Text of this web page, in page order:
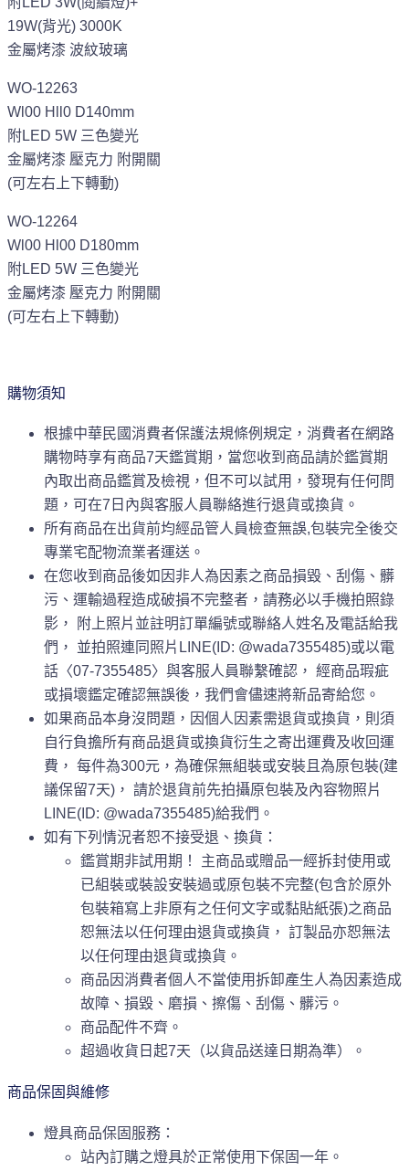
19W(背光) 3000K
金屬烤漆 波紋玻璃
WO-12263
Wl00 Hll0 D140mm
附LED 5W 三色變光
金屬烤漆 壓克力 附開關
(可左右上下轉動)
WO-12264
Wl00 Hl00 D180mm
附LED 5W 三色變光
金屬烤漆 壓克力 附開關
(可左右上下轉動)
購物須知
根據中華民國消費者保護法規條例規定，消費者在網路
購物時享有商品7天鑑賞期，當您收到商品請於鑑賞期
內取出商品鑑賞及檢視，但不可以試用，發現有任何問
題，可在7日內與客服人員聯絡進行退貨或換貨。
所有商品在出貨前均經品管人員檢查無誤,包裝完全後交
專業宅配物流業者運送。
在您收到商品後如因非人為因素之商品損毀、刮傷、髒
污、運輸過程造成破損不完整者，請務必以手機拍照錄
影， 附上照片並註明訂單編號或聯絡人姓名及電話給我
們， 並拍照連同照片LINE(ID: @wada7355485)或以電
話〈07-7355485〉與客服人員聯繫確認， 經商品瑕疵
或損壞鑑定確認無誤後，我們會儘速將新品寄給您。
如果商品本身沒問題，因個人因素需退貨或換貨，則須
自行負擔所有商品退貨或換貨衍生之寄出運費及收回運
費， 每件為300元，為確保無組裝或安裝且為原包裝(建
議保留7天)， 請於退貨前先拍攝原包裝及內容物照片
LINE(ID: @wada7355485)給我們。
如有下列情況者恕不接受退、換貨：
鑑賞期非試用期！ 主商品或贈品一經拆封使用或
已組裝或裝設安裝過或原包裝不完整(包含於原外
包裝箱寫上非原有之任何文字或黏貼紙張)之商品
恕無法以任何理由退貨或換貨， 訂製品亦恕無法
以任何理由退貨或換貨。
商品因消費者個人不當使用拆卸產生人為因素造成
故障、損毀、磨損、擦傷、刮傷、髒污。
商品配件不齊。
超過收貨日起7天（以貨品送達日期為準）。
商品保固與維修
燈具商品保固服務：
站內訂購之燈具於正常使用下保固一年。